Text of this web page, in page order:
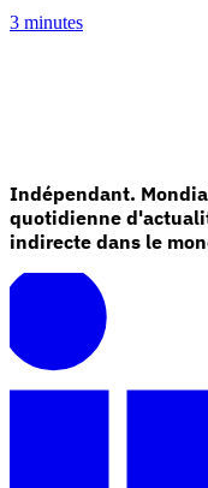
3 minutes
Indépendant.
quotidienne
indirecte dans le